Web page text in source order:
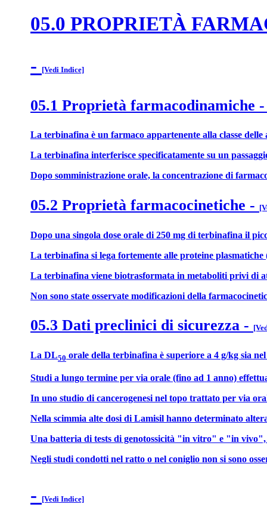
05.0 PROPRIETÀ
-
[Vedi Indice]
05.1 Proprietà farmacodinamiche
La terbinafina è un farmaco appartenente alla classe
La terbinafina interferisce specificatamente su un
Dopo somministrazione orale, la concentrazione di
05.2 Proprietà farmacocinetiche -
Dopo una singola dose orale di 250 mg di terbinafina il
La terbinafina si lega fortemente alle proteine
La terbinafina viene biotrasformata in metaboliti privi di
Non sono state osservate modificazioni della
05.3 Dati preclinici di sicurezza -
La DL50 orale della terbinafina è superiore a 4 g/kg sia
Studi a lungo termine per via orale (fino ad 1 anno)
In uno studio di cancerogenesi nel topo trattato per via
Nella scimmia alte dosi di Lamisil hanno determinato
Una batteria di tests di genotossicità "in vitro" e "in vivo",
Negli studi condotti nel ratto o nel coniglio non si sono
- [Vedi Indice]